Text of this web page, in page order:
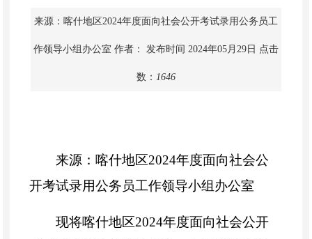
来源：喀什地区2024年度面向社会公开考试录用公务员工
作领导小组办公室 作者： 发布时间 2024年05月29日 点击
数： 1646
来源：喀什地区2024年度面向社会公
开考试录用公务员工作领导小组办公室
现将喀什地区2024年度面向社会公开